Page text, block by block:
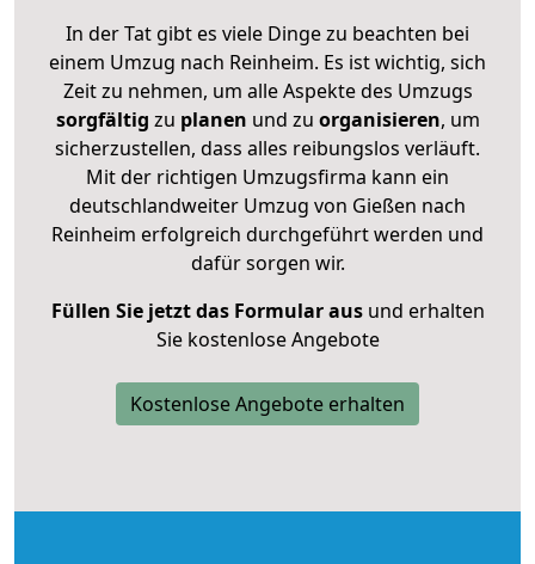
In der Tat gibt es viele Dinge zu beachten bei
einem Umzug nach Reinheim. Es ist wichtig, sich
Zeit zu nehmen, um alle Aspekte des Umzugs
sorgfältig zu planen und zu organisieren, um
sicherzustellen, dass alles reibungslos verläuft.
Mit der richtigen Umzugsfirma kann ein
deutschlandweiter Umzug von Gießen nach
Reinheim erfolgreich durchgeführt werden und
dafür sorgen wir.
Füllen Sie jetzt das Formular ausund erhalten
Sie kostenlose Angebote
Kostenlose Angebote erhalten